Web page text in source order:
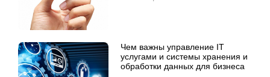
Чем важны управление IT
услугами и системы хранения и
обработки данных для бизнеса